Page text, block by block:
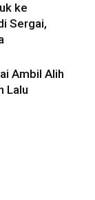
ke
Sergai,
Ambil Alih
Lalu